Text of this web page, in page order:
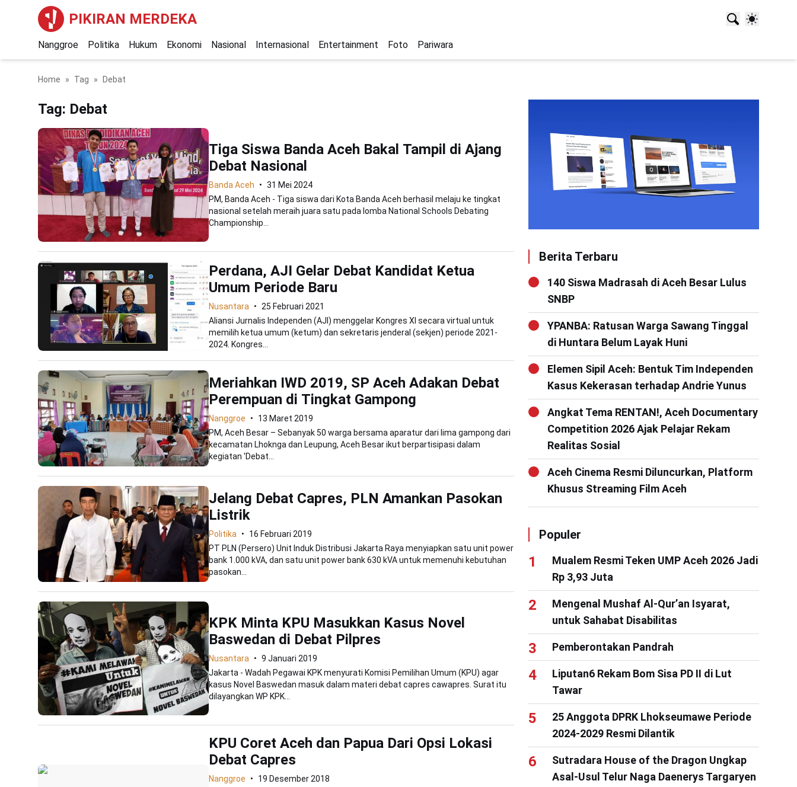
PIKIRAN MERDEKA
Nanggroe Politika Hukum Ekonomi Nasional Internasional Entertainment Foto Pariwara
Home Tag Debat
Tag: Debat
Tiga Siswa Banda Aceh Bakal Tampil di Ajang
Debat Nasional
Banda Aceh
31 Mei 2024
PM, Banda Aceh - Tiga siswa dari Kota Banda Aceh berhasil melaju ke tingkat
nasional setelah meraih juara satu pada lomba National Schools Debating
Championship...
Perdana, AJI Gelar Debat Kandidat Ketua
Umum Periode Baru
Nusantara
25 Februari 2021
Aliansi Jurnalis Independen (AJI) menggelar Kongres XI secara virtual untuk
memilih ketua umum (ketum) dan sekretaris jenderal (sekjen) periode 2021-
2024. Kongres...
Meriahkan IWD 2019, SP Aceh Adakan Debat
Perempuan di Tingkat Gampong
Nanggroe
13 Maret 2019
PM, Aceh Besar – Sebanyak 50 warga bersama aparatur dari lima gampong dari
kecamatan Lhoknga dan Leupung, Aceh Besar ikut berpartisipasi dalam
kegiatan 'Debat...
Jelang Debat Capres, PLN Amankan Pasokan
Listrik
Politika
16 Februari 2019
PT PLN (Persero) Unit Induk Distribusi Jakarta Raya menyiapkan satu unit power
bank 1.000 kVA, dan satu unit power bank 630 kVA untuk memenuhi kebutuhan
pasokan...
KPK Minta KPU Masukkan Kasus Novel
Baswedan di Debat Pilpres
Nusantara
9 Januari 2019
Jakarta - Wadah Pegawai KPK menyurati Komisi Pemilihan Umum (KPU) agar
kasus Novel Baswedan masuk dalam materi debat capres cawapres. Surat itu
dilayangkan WP KPK...
KPU Coret Aceh dan Papua Dari Opsi Lokasi
Debat Capres
Nanggroe
19 Desember 2018
Berita Terbaru
140 Siswa Madrasah di Aceh Besar Lulus
SNBP
YPANBA: Ratusan Warga Sawang Tinggal
di Huntara Belum Layak Huni
Elemen Sipil Aceh: Bentuk Tim Independen
Kasus Kekerasan terhadap Andrie Yunus
Angkat Tema RENTAN!, Aceh Documentary
Competition 2026 Ajak Pelajar Rekam
Realitas Sosial
Aceh Cinema Resmi Diluncurkan, Platform
Khusus Streaming Film Aceh
Populer
Mualem Resmi Teken UMP Aceh 2026 Jadi
Rp 3,93 Juta
Mengenal Mushaf Al-Qur’an Isyarat,
untuk Sahabat Disabilitas
Pemberontakan Pandrah
Liputan6 Rekam Bom Sisa PD II di Lut
Tawar
25 Anggota DPRK Lhokseumawe Periode
2024-2029 Resmi Dilantik
Sutradara House of the Dragon Ungkap
Asal-Usul Telur Naga Daenerys Targaryen